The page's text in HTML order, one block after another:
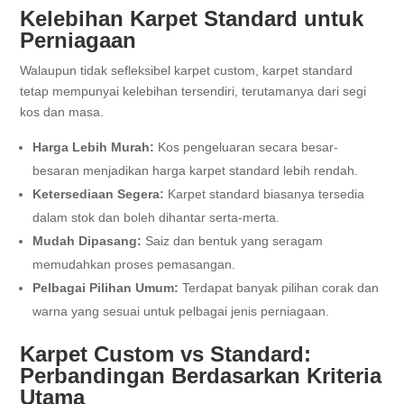
Kelebihan Karpet Standard untuk
Perniagaan
Walaupun tidak sefleksibel karpet custom, karpet standard
tetap mempunyai kelebihan tersendiri, terutamanya dari segi
kos dan masa.
Harga Lebih Murah: Kos pengeluaran secara besar-
besaran menjadikan harga karpet standard lebih rendah.
Ketersediaan Segera: Karpet standard biasanya tersedia
dalam stok dan boleh dihantar serta-merta.
Mudah Dipasang: Saiz dan bentuk yang seragam
memudahkan proses pemasangan.
Pelbagai Pilihan Umum: Terdapat banyak pilihan corak dan
warna yang sesuai untuk pelbagai jenis perniagaan.
Karpet Custom vs Standard:
Perbandingan Berdasarkan Kriteria
Utama